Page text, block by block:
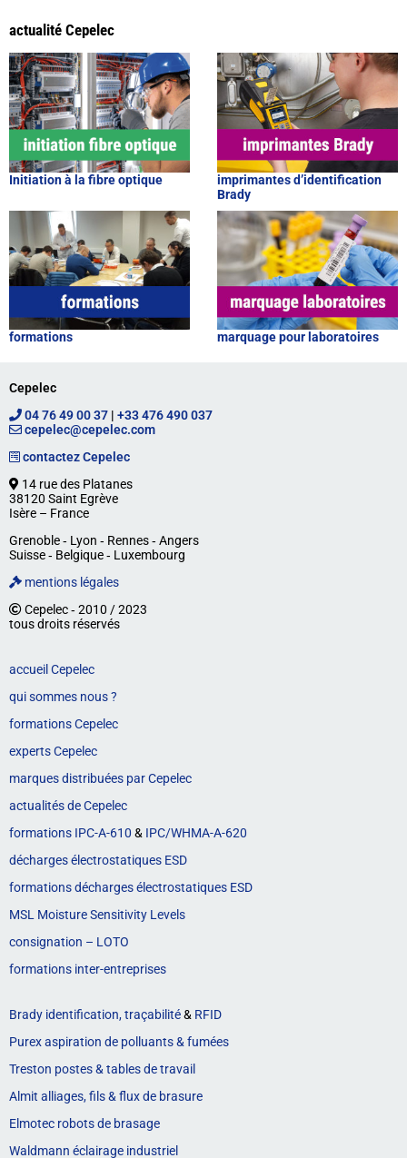
actualité Cepelec
Initiation à la fibre optique
imprimantes d’identification
Brady
formations marquage pour laboratoires
Cepelec
04 76 49 00 37 | +33 476 490 037
cepelec@cepelec.com
contactez Cepelec
14 rue des Platanes
38120 Saint Egrève
Isère – France
Grenoble ‐ Lyon ‐ Rennes ‐ Angers
Suisse ‐ Belgique ‐ Luxembourg
mentions légales
Cepelec ‐ 2010 / 2023
tous droits réservés
accueil Cepelec
qui sommes nous ?
formations Cepelec
experts Cepelec
marques distribuées par Cepelec
actualités de Cepelec
formations IPC-A-610 & IPC/WHMA-A-620
décharges électrostatiques ESD
formations décharges électrostatiques ESD
MSL Moisture Sensitivity Levels
consignation – LOTO
formations inter-entreprises
Brady identification, traçabilité& RFID
Purex aspiration de polluants & fumées
Treston postes & tables de travail
Almit alliages, fils & flux de brasure
Elmotec robots de brasage
Waldmann éclairage industriel